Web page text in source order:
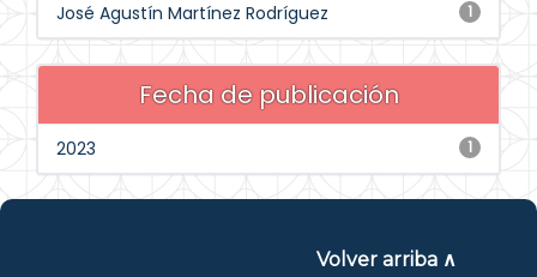
1
José Agustín Martínez Rodríguez
Fecha de publicación
1
2023
Volver arriba ∧